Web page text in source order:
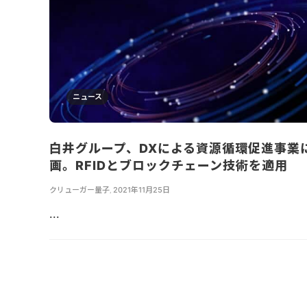
ニュース
白井グループ、DXによる資源循環促進事業
画。RFIDとブロックチェーン技術を適用
クリューガー量子 2021年11月25日
...